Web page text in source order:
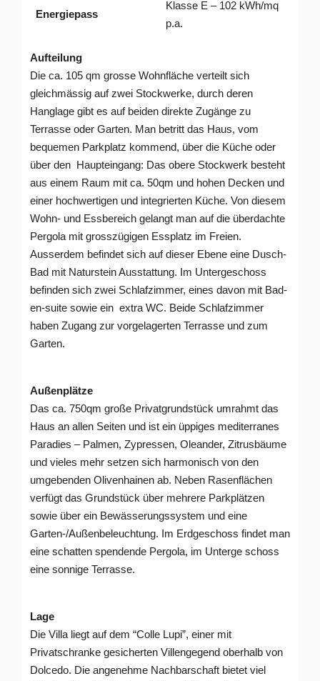
Energiepass
Klasse E – 102 kWh/mq
p.a.
Aufteilung
Die ca. 105 qm grosse Wohnfläche verteilt sich
gleichmässig auf zwei Stockwerke, durch deren
Hanglage gibt es auf beiden direkte Zugänge zu
Terrasse oder Garten. Man betritt das Haus, vom
bequemen Parkplatz kommend, über die Küche oder
über den Haupteingang: Das obere Stockwerk besteht
aus einem Raum mit ca. 50qm und hohen Decken und
einer hochwertigen und integrierten Küche. Von diesem
Wohn- und Essbereich gelangt man auf die überdachte
Pergola mit grosszügigen Essplatz im Freien.
Ausserdem befindet sich auf dieser Ebene eine Dusch-
Bad mit Naturstein Ausstattung. Im Untergeschoss
befinden sich zwei Schlafzimmer, eines davon mit Bad-
en-suite sowie ein extra WC. Beide Schlafzimmer
haben Zugang zur vorgelagerten Terrasse und zum
Garten.
Außenplätze
Das ca. 750qm große Privatgrundstück umrahmt das
Haus an allen Seiten und ist ein üppiges mediterranes
Paradies – Palmen, Zypressen, Oleander, Zitrusbäume
und vieles mehr setzen sich harmonisch von den
umgebenden Olivenhainen ab. Neben Rasenflächen
verfügt das Grundstück über mehrere Parkplätzen
sowie über ein Bewässerungssystem und eine
Garten-/Außenbeleuchtung. Im Erdgeschoss findet man
eine schatten spendende Pergola, im Unterge schoss
eine sonnige Terrasse.
Lage
Die Villa liegt auf dem “Colle Lupi”, einer mit
Privatschranke gesicherten Villengegend oberhalb von
Dolcedo. Die angenehme Nachbarschaft bietet viel